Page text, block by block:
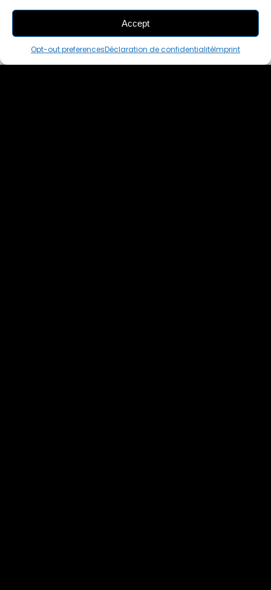
Accept
Opt-out preferencesDéclaration de confidentialitéImprint
THIS PAIR IS
ALREADY SOLD OUT